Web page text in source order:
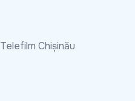
Telefilm Chișinău